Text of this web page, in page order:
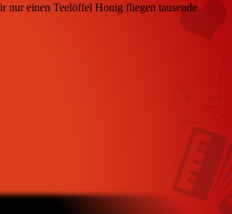
nur einen Teelöffel Honig fliegen tausende